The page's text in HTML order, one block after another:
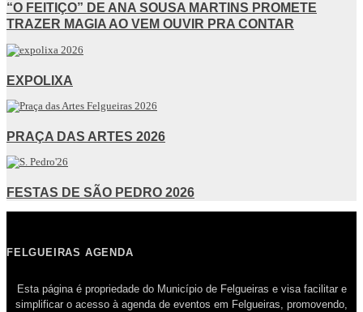
“O FEITIÇO” DE ANA SOUSA MARTINS PROMETE
TRAZER MAGIA AO VEM OUVIR PRA CONTAR
EXPOLIXA
PRAÇA DAS ARTES 2026
FESTAS DE SÃO PEDRO 2026
FELGUEIRAS AGENDA
Esta página é propriedade do Município de Felgueiras e visa facilitar e
simplificar o acesso à agenda de eventos em Felgueiras, promovendo,